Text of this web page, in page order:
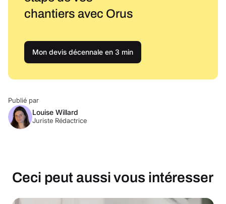
chantiers avec Orus
Mon devis décennale en 3 min
Publié par
Louise Willard
Juriste Rédactrice
Ceci peut aussi vous intéresser